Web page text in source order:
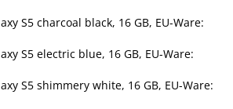
S5 charcoal black, 16 GB, EU-Ware:
S5 electric blue, 16 GB, EU-Ware:
S5 shimmery white, 16 GB, EU-Ware: